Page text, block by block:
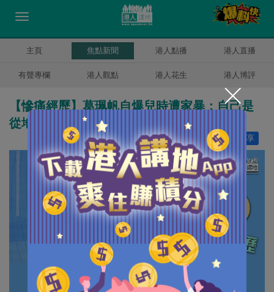
主頁 焦點新聞 港人點播 港人直播
有聲專欄 港人觀點 港人花生 港人博評
【慘痛經歷】葛珮帆自爆兒時遭家暴：自己是
從地獄爬出來
分享
讚好 15